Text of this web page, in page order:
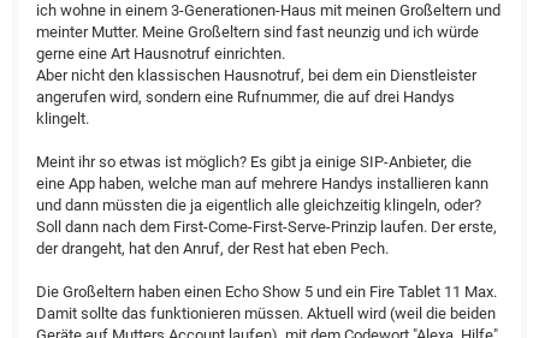
ich wohne in einem 3-Generationen-Haus mit meinen Großeltern und
meinter Mutter. Meine Großeltern sind fast neunzig und ich würde
gerne eine Art Hausnotruf einrichten.
Aber nicht den klassischen Hausnotruf, bei dem ein Dienstleister
angerufen wird, sondern eine Rufnummer, die auf drei Handys
klingelt.
Meint ihr so etwas ist möglich? Es gibt ja einige SIP-Anbieter, die
eine App haben, welche man auf mehrere Handys installieren kann
und dann müssten die ja eigentlich alle gleichzeitig klingeln, oder?
Soll dann nach dem First-Come-First-Serve-Prinzip laufen. Der erste,
der drangeht, hat den Anruf, der Rest hat eben Pech.
Die Großeltern haben einen Echo Show 5 und ein Fire Tablet 11 Max.
Damit sollte das funktionieren müssen. Aktuell wird (weil die beiden